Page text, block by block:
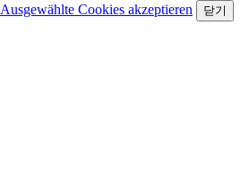
Ausgewählte Cookies akzeptieren 닫기